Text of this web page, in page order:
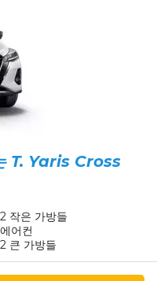
T. Yaris Cross
2 작은 가방들
에어컨
2 큰 가방들